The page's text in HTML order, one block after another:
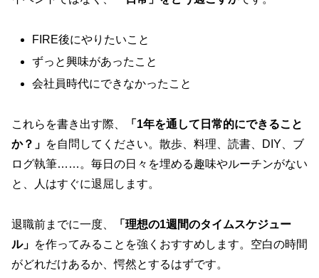
FIRE後にやりたいこと
ずっと興味があったこと
会社員時代にできなかったこと
これらを書き出す際、
「1年を通して日常的にできること
か？」 を自問してください。散歩、料理、読書、DIY、ブ
ログ執筆……。毎日の日々を埋める趣味やルーチンがない
と、人はすぐに退屈します。
退職前までに一度、
「理想の1週間のタイムスケジュー
ル」 を作ってみることを強くおすすめします。空白の時間
がどれだけあるか、愕然とするはずです。